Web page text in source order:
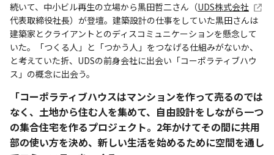
続いて、中小ビル再生の立場から黒田哲二さん（UDS株式会社
代表取締役社長）が登壇。建築設計の仕事をしていた黒田さんは
建築家とクライアントとのディスコミュニケーションを懸念して
いた。「つくる人」と「つかう人」をつなげる仕組みがないか、
と考えていた折、UDSの前身会社に出会い「コーポラティブハウ
ス」の概念に出会う。
「コーポラティブハウスはマンションを作って売るのでは
なく、土地から住む人を集めて、自由設計をしながら一つ
の集合住宅を作るプロジェクト。2年かけてその間に共用
部の使い方を決め、新しい生活を始めるために空間を通し